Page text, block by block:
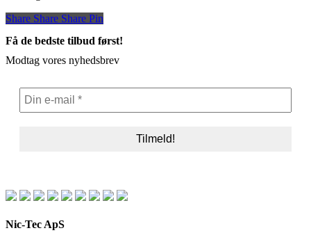
Share
Share Share Share Pin
Få de bedste tilbud først!
Modtag vores nyhedsbrev
Nic-Tec ApS